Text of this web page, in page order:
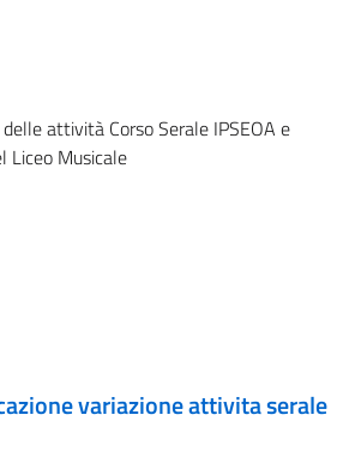
attività Corso Serale IPSEOA e
Liceo Musicale
variazione attivita serale